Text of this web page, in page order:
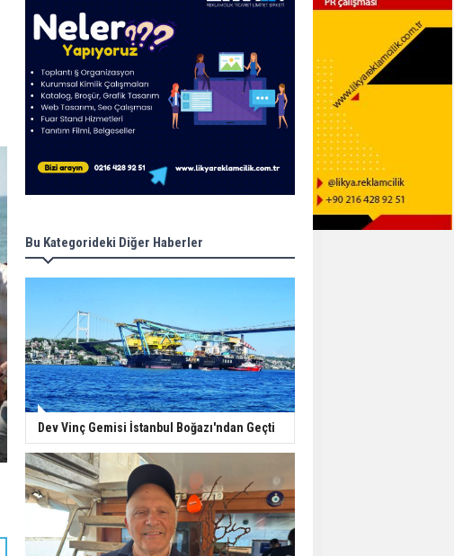
Bu Kategorideki Diğer Haberler
Dev Vinç Gemisi İstanbul Boğazı'ndan Geçti